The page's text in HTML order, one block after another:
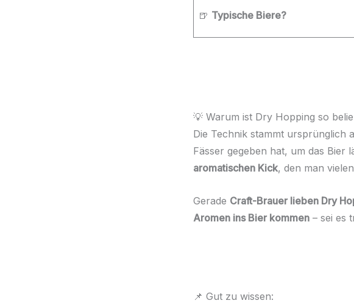
🍺 Typische Biere?
💡 Warum ist Dry Hopping so
Die Technik stammt ursprünglich
Fässer gegeben hat, um das Bier
aromatischen Kick, den man
Gerade Craft-Brauer lieben Dry
Aromen ins Bier kommen – sei es
📌 Gut zu wissen: